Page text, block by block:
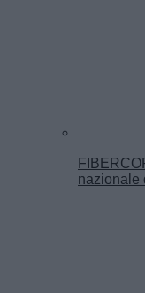
nazionale